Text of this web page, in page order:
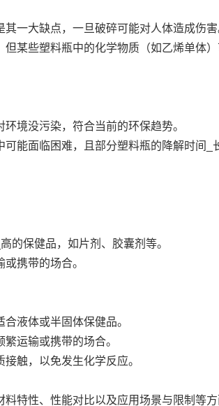
一大缺点，一旦破碎可能对人体造成伤害
某些塑料瓶中的化学物质（如乙烯单体
境没污染，符合当前的环保趋势。
能面临困难，且部分塑料瓶的降解时间_
的保健品，如片剂、胶囊剂等。
携带的场合。
液体或半固体保健品。
运输或携带的场合。
触，以免发生化学反应。
料特性、性能对比以及应用场景与限制等